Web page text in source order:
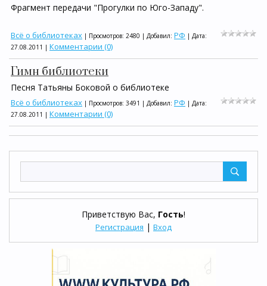
Приветствую Вас, Гость!
Регистрация | Вход
Фрагмент передачи "Прогулки по Юго-Западу".
Всё о библиотеках | Просмотров: 2480 | Добавил: РФ | Дата:
27.08.2011 | Комментарии (0)
Гимн библиотеки
Песня Татьяны Боковой о библиотеке
Всё о библиотеках | Просмотров: 3491 | Добавил: РФ | Дата:
27.08.2011 | Комментарии (0)